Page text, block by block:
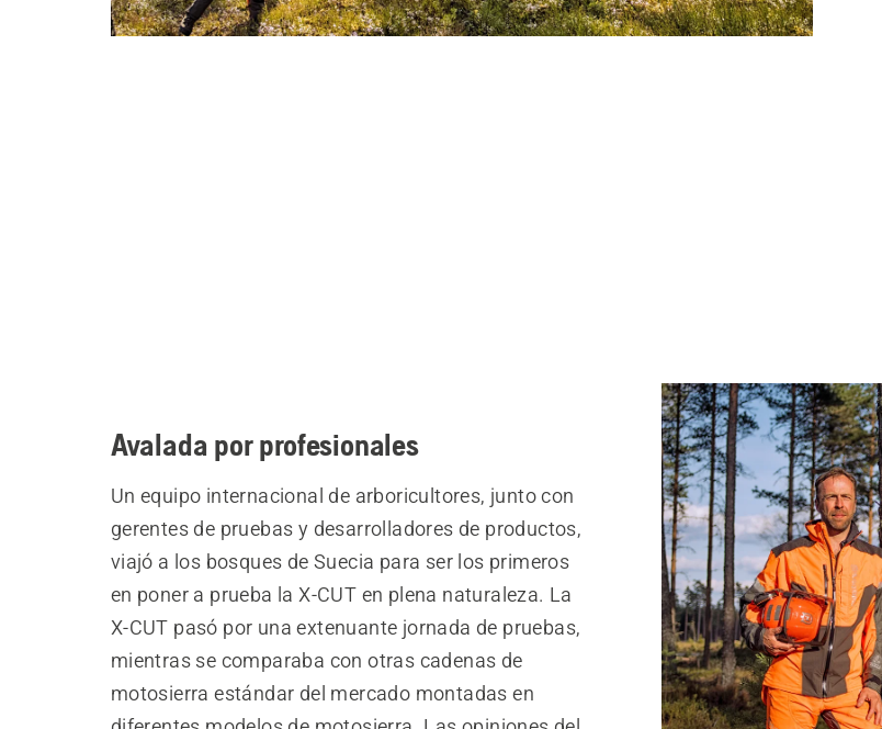
Avalada por profesionales
Un equipo internacional de arboricultores, junto con
gerentes de pruebas y desarrolladores de productos,
viajó a los bosques de Suecia para ser los primeros
en poner a prueba la X-CUT en plena naturaleza. La
X-CUT pasó por una extenuante jornada de pruebas,
mientras se comparaba con otras cadenas de
motosierra estándar del mercado montadas en